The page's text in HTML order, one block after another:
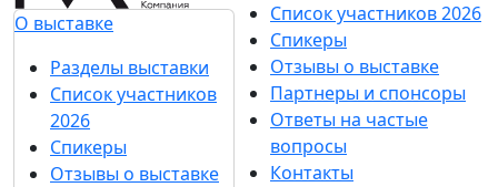
О выставке
Разделы выставки
Список участников
2026
Спикеры
Отзывы о выставке
Список участников 2026
Спикеры
Отзывы о выставке
Партнеры и спонсоры
Ответы на частые
вопросы
Контакты